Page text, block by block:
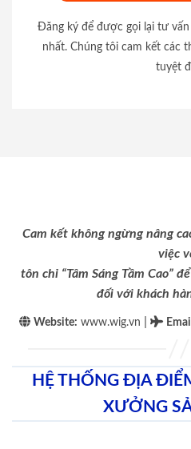
Đăng ký để được gọi lại tư
nhất. Chúng tôi cam kết các
tuyệt
Cam kết không ngừng nâng
việc
tôn chỉ “Tâm Sáng Tầm Cao”
đối với khách
Website: www.wig.vn Email
HỆ THỐNG ĐỊA
XƯỞNG